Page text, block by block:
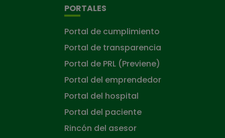
PORTALES
Portal de cumplimiento
Portal de transparencia
Portal de PRL (Previene)
Portal del emprendedor
Portal del hospital
Portal del paciente
Rincón del asesor